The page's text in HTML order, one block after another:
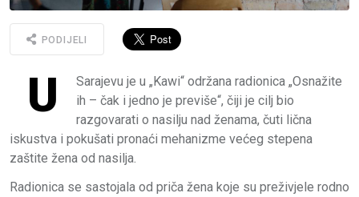
PODIJELI
U
Sarajevu je u „Kawi“ održana radionica „Osnažite
ih – čak i jedno je previše“, čiji je cilj bio
razgovarati o nasilju nad ženama, čuti lična
iskustva i pokušati pronaći mehanizme većeg stepena
zaštite žena od nasilja.
Radionica se sastojala od priča žena koje su preživjele rodno